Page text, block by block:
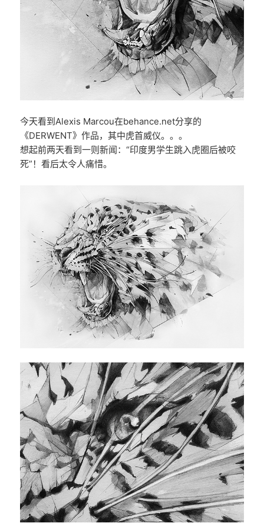
今天看到Alexis Marcou在behance.net分享的
《DERWENT》作品，其中虎首威仪。。。
想起前两天看到一则新闻：“印度男学生跳入虎圈后被咬
死”！看后太令人痛惜。